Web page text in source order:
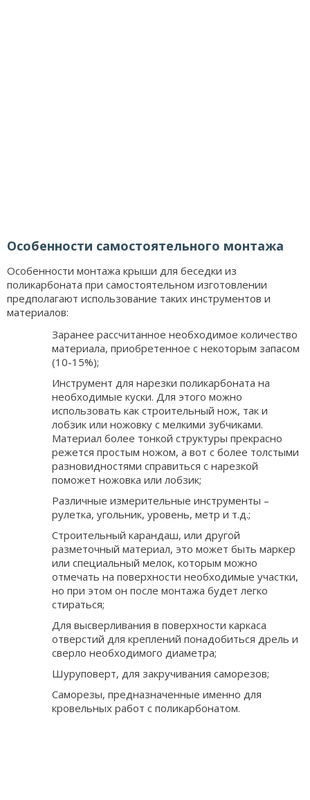
Особенности самостоятельного монтажа
Особенности монтажа крыши для беседки из
поликарбоната при самостоятельном изготовлении
предполагают использование таких инструментов и
материалов:
Заранее рассчитанное необходимое количество
материала, приобретенное с некоторым запасом
(10-15%);
Инструмент для нарезки поликарбоната на
необходимые куски. Для этого можно
использовать как строительный нож, так и
лобзик или ножовку с мелкими зубчиками.
Материал более тонкой структуры прекрасно
режется простым ножом, а вот с более толстыми
разновидностями справиться с нарезкой
поможет ножовка или лобзик;
Различные измерительные инструменты –
рулетка, угольник, уровень, метр и т.д.;
Строительный карандаш, или другой
разметочный материал, это может быть маркер
или специальный мелок, которым можно
отмечать на поверхности необходимые участки,
но при этом он после монтажа будет легко
стираться;
Для высверливания в поверхности каркаса
отверстий для креплений понадобиться дрель и
сверло необходимого диаметра;
Шуруповерт, для закручивания саморезов;
Саморезы, предназначенные именно для
кровельных работ с поликарбонатом.